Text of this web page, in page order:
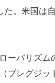
。米国は
ーバリズム
レグジッ